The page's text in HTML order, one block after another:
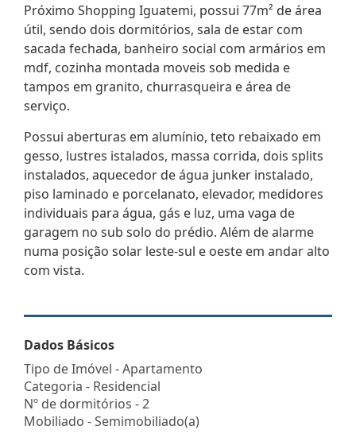
Próximo Shopping Iguatemi, possui 77m² de área
útil, sendo dois dormitórios, sala de estar com
sacada fechada, banheiro social com armários em
mdf, cozinha montada moveis sob medida e
tampos em granito, churrasqueira e área de
serviço.
Possui aberturas em alumínio, teto rebaixado em
gesso, lustres istalados, massa corrida, dois splits
instalados, aquecedor de água junker instalado,
piso laminado e porcelanato, elevador, medidores
individuais para água, gás e luz, uma vaga de
garagem no sub solo do prédio. Além de alarme
numa posição solar leste-sul e oeste em andar alto
com vista.
Dados Básicos
Tipo de Imóvel - Apartamento
Categoria - Residencial
Nº de dormitórios - 2
Mobiliado - Semimobiliado(a)